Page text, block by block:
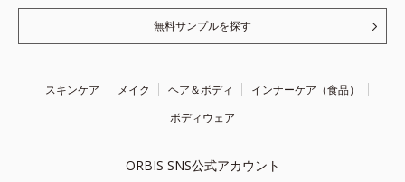
無料サンプルを探す
スキンケア メイク ヘア＆ボディ
インナーケア（食品）
ボディウェア
ORBIS SNS公式アカウント